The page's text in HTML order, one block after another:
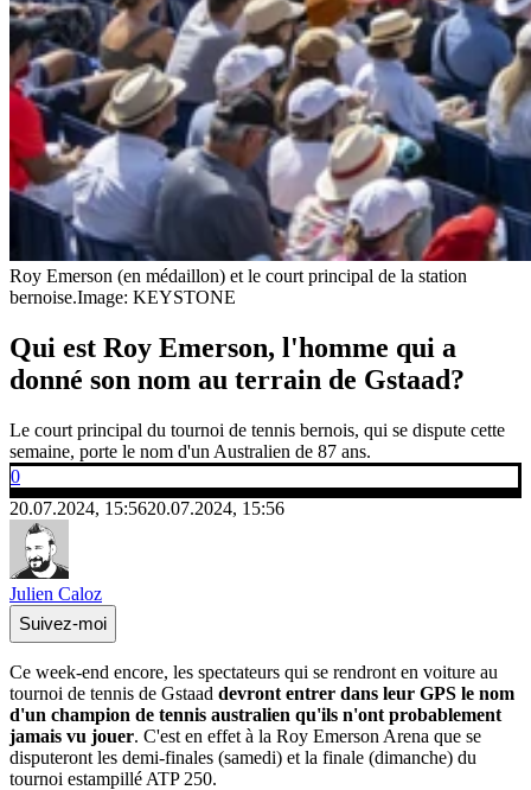
Roy Emerson (en médaillon) et le court principal de la station
bernoise.Image: KEYSTONE
Qui est Roy Emerson, l'homme qui a
donné son nom au terrain de Gstaad?
Le court principal du tournoi de tennis bernois, qui se dispute cette
semaine, porte le nom d'un Australien de 87 ans.
0
20.07.2024, 15:5620.07.2024, 15:56
Julien Caloz
Suivez-moi
Ce week-end encore, les spectateurs qui se rendront en voiture au
tournoi de tennis de Gstaad devront entrer dans leur GPS le nom
d'un champion de tennis australien qu'ils n'ont probablement
jamais vu jouer. C'est en effet à la Roy Emerson Arena que se
disputeront les demi-finales (samedi) et la finale (dimanche) du
tournoi estampillé ATP 250.